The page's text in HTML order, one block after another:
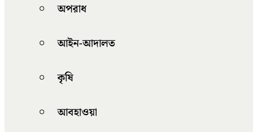
অপরাধ
আইন-আদালত
কৃষি
আবহাওয়া